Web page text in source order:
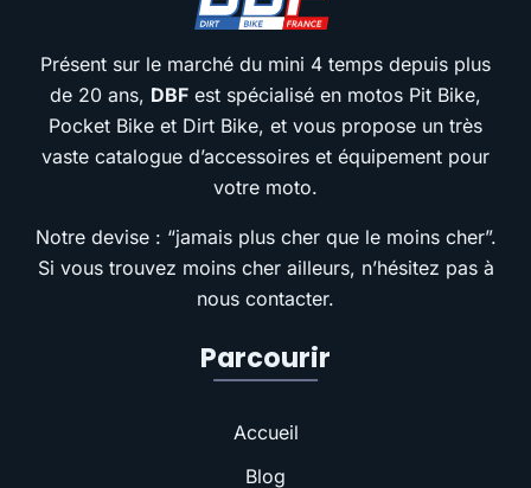
Présent sur le marché du mini 4 temps depuis plus
de 20 ans, DBF est spécialisé en motos Pit Bike,
Pocket Bike et Dirt Bike, et vous propose un très
vaste catalogue d’accessoires et équipement pour
votre moto.
Notre devise : “jamais plus cher que le moins cher”.
Si vous trouvez moins cher ailleurs, n’hésitez pas à
nous contacter.
Parcourir
Accueil
Blog